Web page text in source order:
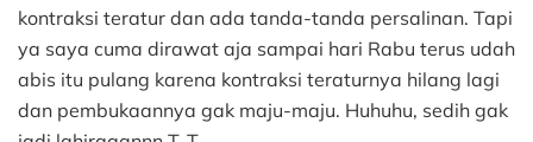
kontraksi teratur dan ada tanda-tanda persalinan. Tapi
ya saya cuma dirawat aja sampai hari Rabu terus udah
abis itu pulang karena kontraksi teraturnya hilang lagi
dan pembukaannya gak maju-maju. Huhuhu, sedih gak